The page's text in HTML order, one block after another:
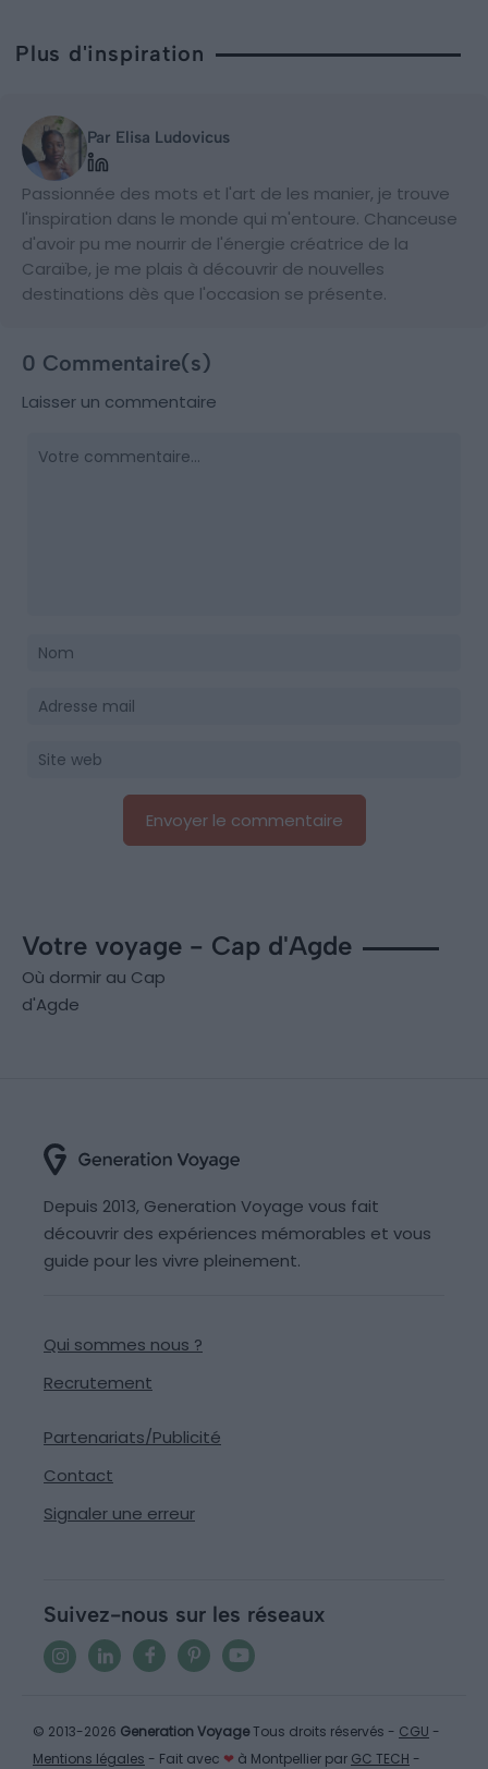
Plus d'inspiration
Par Elisa Ludovicus
Passionnée des mots et l'art de les manier, je trouve
l'inspiration dans le monde qui m'entoure. Chanceuse
d'avoir pu me nourrir de l'énergie créatrice de la
Caraïbe, je me plais à découvrir de nouvelles
destinations dès que l'occasion se présente.
0 Commentaire(s)
Laisser un commentaire
Votre voyage - Cap d'Agde
Où dormir au Cap
d'Agde
Depuis 2013, Generation Voyage vous fait
découvrir des expériences mémorables et vous
guide pour les vivre pleinement.
Qui sommes nous ?
Recrutement
Partenariats/Publicité
Contact
Signaler une erreur
Suivez-nous sur les réseaux
© 2013-2026 Generation VoyageTous droits réservés - CGU -
Mentions légales - Fait avec ❤ à Montpellier par GC TECH -